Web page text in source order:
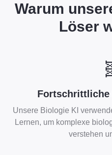
Warum
Löser
Fortschrittliche
Unsere Biologie KI
Lernen, um komplexe
verstehen